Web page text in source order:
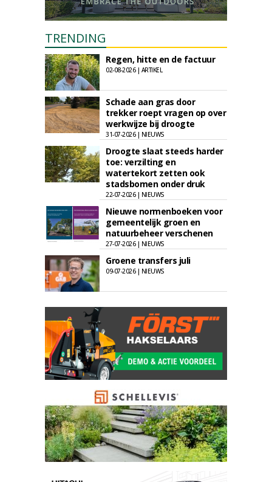
TRENDING
Regen, hitte en de factuur
02-08-2026 | ARTIKEL
Schade aan gras door
trekker roept vragen op over
werkwijze bij droogte
31-07-2026 | NIEUWS
Droogte slaat steeds harder
toe: verzilting en
watertekort zetten ook
stadsbomen onder druk
22-07-2026 | NIEUWS
Nieuwe normenboeken voor
gemeentelijk groen en
natuurbeheer verschenen
27-07-2026 | NIEUWS
Groene transfers juli
09-07-2026 | NIEUWS